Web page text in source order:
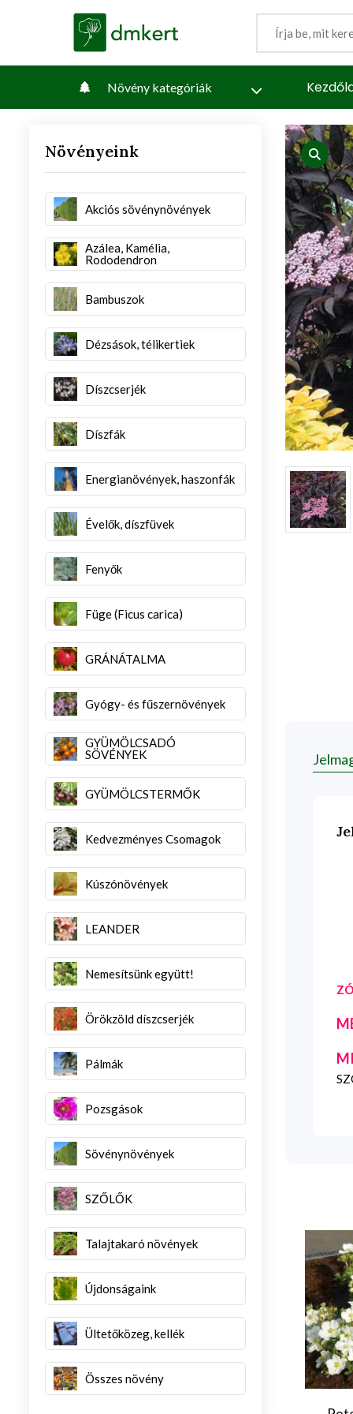
Növény kategóriák
Növényeink
Akciós sövénynövények
Azálea, Kamélia,
Rododendron
Bambuszok
Dézsások, télikertiek
Díszcserjék
Díszfák
Energianövények, haszonfák
Évelők, díszfüvek
Fenyők
Füge (Ficus carica)
GRÁNÁTALMA
Gyógy- és fűszernövények
GYÜMÖLCSADÓ
SÖVÉNYEK
GYÜMÖLCSTERMŐK
Kedvezményes Csomagok
Kúszónövények
LEANDER
Nemesítsünk együtt!
Örökzöld díszcserjék
Pálmák
Pozsgások
Sövénynövények
SZŐLŐK
Talajtakaró növények
Újdonságaink
Ültetőközeg, kellék
Összes növény